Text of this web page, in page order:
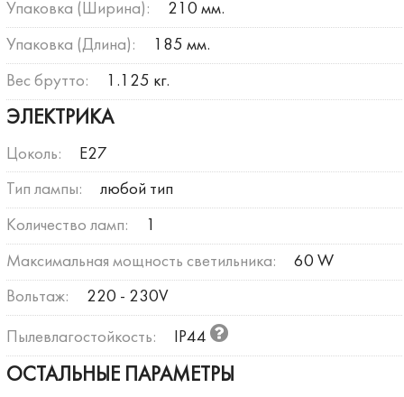
Упаковка (Ширина): 210 мм.
Упаковка (Длина): 185 мм.
Вес брутто: 1.125 кг.
ЭЛЕКТРИКА
Цоколь: E27
Тип лампы: любой тип
Количество ламп: 1
Максимальная мощность светильника: 60 W
Вольтаж: 220 - 230V
Пылевлагостойкость: IP44
ОСТАЛЬНЫЕ ПАРАМЕТРЫ